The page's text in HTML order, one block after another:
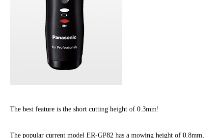
The best feature is the short cutting height of 0.3mm!
The popular current model ER-GP82 has a mowing height of 0.8mm,